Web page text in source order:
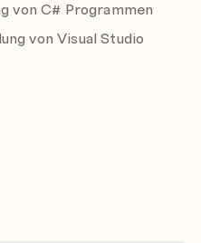
Patterns
von C# Programmen
von Visual Studio